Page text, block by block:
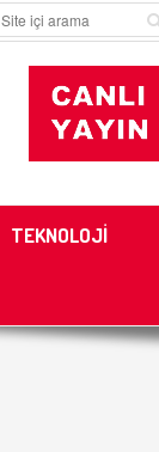
TEKNOLOJİ